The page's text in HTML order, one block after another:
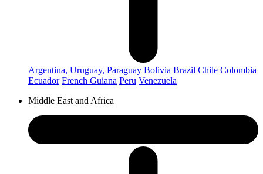
Argentina, Uruguay, Paraguay Bolivia Brazil Chile Colombia
Ecuador French Guiana Peru Venezuela
Middle East and Africa